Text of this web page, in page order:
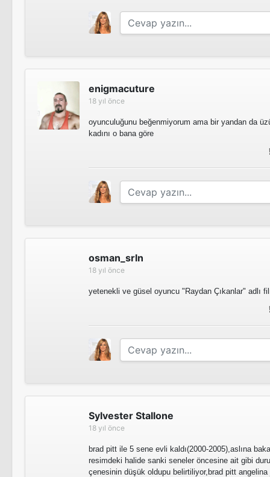
enigmacuture
18 yıl önce
oyunculuğunu beğenmiyorum ama bir yandan da
kadını o bana göre
osman_srln
18 yıl önce
yetenekli ve güsel oyuncu "Raydan Çıkanlar" adlı
Sylvester Stallone
18 yıl önce
brad pitt ile 5 sene evli kaldı(2000-2005),aslına
resimdeki halide sanki seneler öncesine ait gibi
çenesinin düşük oldupu belirtiliyor,brad pitt